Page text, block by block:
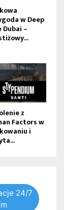
w Deep
Dubai –
z
Factors w
i
24/7